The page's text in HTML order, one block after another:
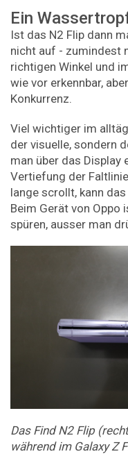
Ein
Ist das N2 Flip dann
nicht auf - zumindest
richtigen Winkel und
wie vor erkennbar,
Konkurrenz.
Viel wichtiger im
der visuelle, sondern
man über das Display
Vertiefung der
lange scrollt, kann
Beim Gerät von Oppo
spüren, ausser man
Das Find N2 Flip
während im Galaxy Z